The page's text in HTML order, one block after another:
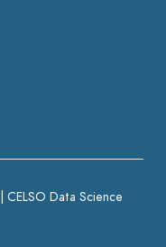
CELSO Data Science